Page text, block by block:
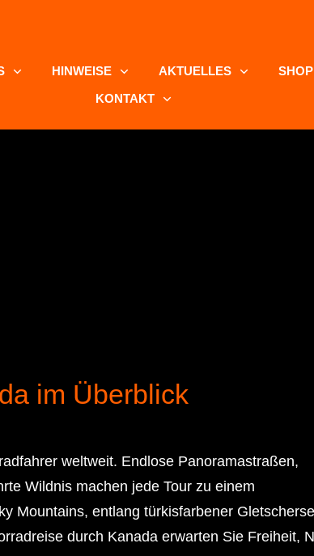
HINWEISE AKTUELLES
SHOP
KONTAKT
im Überblick
weltweit. Endlose Panoramastraßen,
Wildnis machen jede Tour zu einem
Mountains, entlang türkisfarbener
durch Kanada erwarten Sie Freiheit,